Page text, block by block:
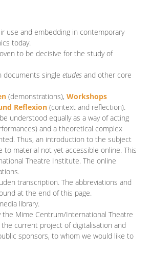
use and embedding in contemporary
today.
to be decisive for the study of
documents single etudes and other core
(demonstrations), Workshops
Reflexion (context and reflection).
understood equally as a way of acting
and a theoretical complex
Thus, an introduction to the subject
material not yet accessible online. This
Theatre Institute. The online
transcription. The abbreviations and
at the end of this page.
library.
Mime Centrum/International Theatre
current project of digitalisation and
sponsors, to whom we would like to